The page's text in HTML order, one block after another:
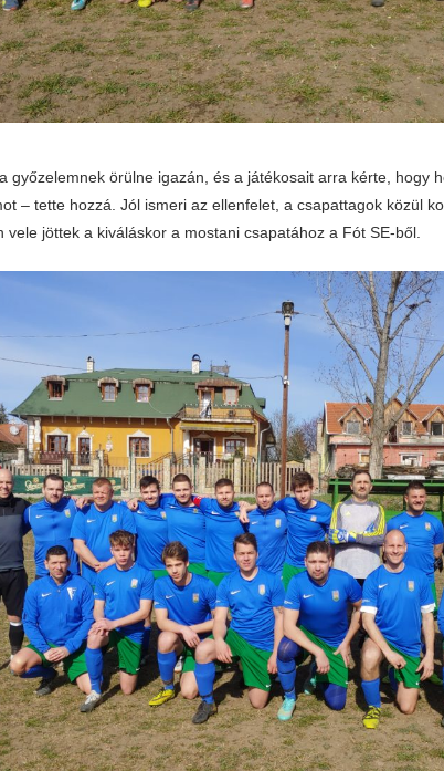
győzelemnek örülne igazán, és a játékosait arra kérte, hogy
– tette hozzá. Jól ismeri az ellenfelet, a csapattagok közül
vele jöttek a kiváláskor a mostani csapatához a Fót SE-ből.